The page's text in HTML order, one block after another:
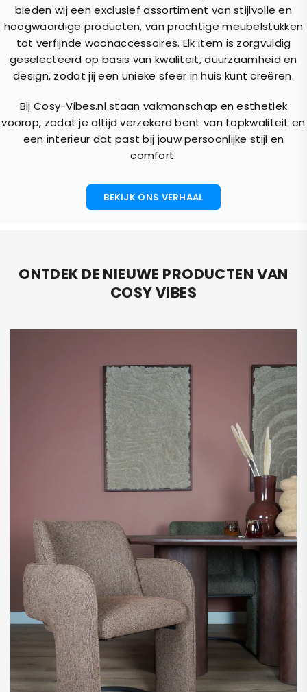
bieden wij een exclusief assortiment van stijlvolle en
hoogwaardige producten, van prachtige meubelstukken
tot verfijnde woonaccessoires. Elk item is zorgvuldig
geselecteerd op basis van kwaliteit, duurzaamheid en
design, zodat jij een unieke sfeer in huis kunt creëren.
Bij Cosy-Vibes.nl staan vakmanschap en esthetiek
voorop, zodat je altijd verzekerd bent van topkwaliteit en
een interieur dat past bij jouw persoonlijke stijl en
comfort.
BEKIJK ONS VERHAAL
ONTDEK DE NIEUWE PRODUCTEN VAN
COSY VIBES